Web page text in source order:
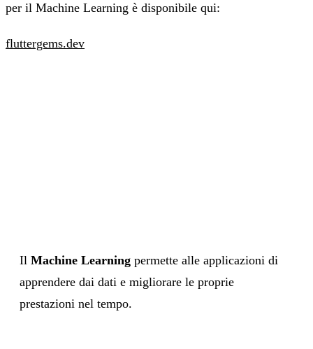
per il Machine Learning è disponibile qui:
fluttergems.dev
Il Machine Learning permette alle applicazioni di
apprendere dai dati e migliorare le proprie
prestazioni nel tempo.